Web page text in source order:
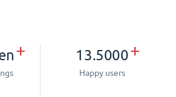
+ 13.5000+
Happy users